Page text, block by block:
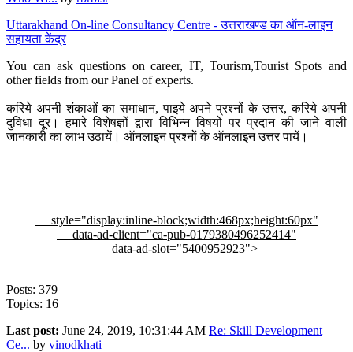
Uttarakhand On-line Consultancy Centre - उत्तराखण्ड का ऑन-लाइन
सहायता केंद्र
You can ask questions on career, IT, Tourism,Tourist Spots and
other fields from our Panel of experts.
करिये अपनी शंकाओं का समाधान, पाइये अपने प्रश्नों के उत्तर, करिये अपनी
दुविधा दूर। हमारे विशेषज्ञों द्वारा विभिन्न विषयों पर प्रदान की जाने वाली
जानकारी का लाभ उठायें। ऑनलाइन प्रश्नों के ऑनलाइन उत्तर पायें।
style="display:inline-block;width:468px;height:60px"
data-ad-client="ca-pub-0179380496252414"
data-ad-slot="5400952923">
Posts: 379
Topics: 16
Last post: June 24, 2019, 10:31:44 AM Re: Skill Development
Ce... by vinodkhati